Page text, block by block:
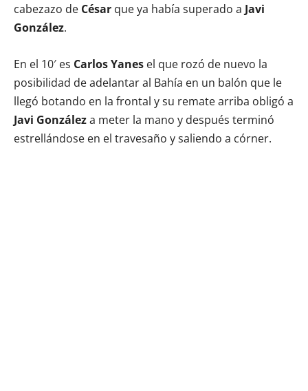
cabezazo de César que ya había superado a Javi
González.
En el 10′ es Carlos Yanes el que rozó de nuevo la
posibilidad de adelantar al Bahía en un balón que le
llegó botando en la frontal y su remate arriba obligó a
Javi Gonzáleza meter la mano y después terminó
estrellándose en el travesaño y saliendo a córner.